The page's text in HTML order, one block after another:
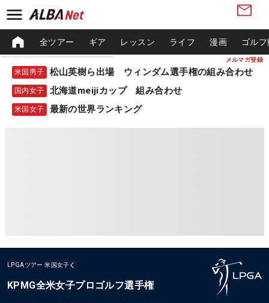
メルマガ登録
全ツアー ギア レッスン ライフ 漫画 ゴル
米国男子 松山英樹ら出場 ウィンダム選手権の組み合わせ
国内女子 北海道meijiカップ 組み合わせ
米国女子 最新の世界ランキング
LPGAツアー 米国女子
KPMG全米女子プロゴルフ選手権